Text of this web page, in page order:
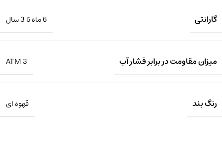
گارانتی 6 ماه تا 3 سال
میزان مقاومت در برابر فشار آب 3 ATM
رنگ بند قهوه ای